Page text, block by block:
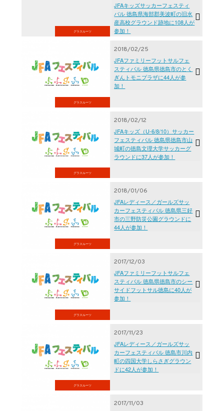
グラスルーツ
JFAキッズサッカーフェスティ
バル 徳島県海部郡美波町の旧水
産高校グラウンド跡地に108人が
参加！
グラスルーツ
2018/02/25
JFAファミリーフットサルフェ
スティバル 徳島県徳島市のとく
ぎんトモニプラザに44人が参
加！
グラスルーツ
2018/02/12
JFAキッズ（U-6/8/10）サッカー
フェスティバル 徳島県徳島市山
城町の徳島文理大学サッカーグ
ラウンドに37人が参加！
グラスルーツ
2018/01/06
JFAレディース／ガールズサッ
カーフェスティバル 徳島県三好
市の三野防災公園グラウンドに
44人が参加！
グラスルーツ
2017/12/03
JFAファミリーフットサルフェ
スティバル 徳島県徳島市のシー
サイドフットサル徳島に40人が
参加！
グラスルーツ
2017/11/23
JFAレディース／ガールズサッ
カーフェスティバル 徳島市川内
町の四国大学しらさぎグラウン
ドに42人が参加！
2017/11/03